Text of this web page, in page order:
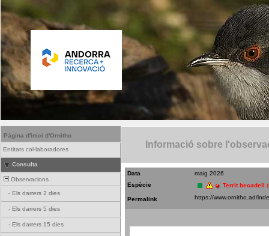
Pàgina d'inici d'Ornitho
Entitats col·laboradores
Consulta
Observacions
- Els darrers 2 dies
- Els darrers 5 dies
- Els darrers 15 dies
Informació sobre
Data
maig 2026
Espècie
Territ becadell
Permalink